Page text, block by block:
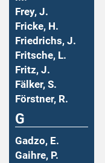
Frey, J.
Fricke, H.
Friedrichs, J.
Fritsche, L.
Fritz, J.
Fälker, S.
Förstner, R.
G
Gadzo, E.
Gaihre, P.